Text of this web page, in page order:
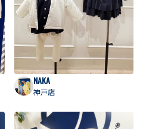
NAKA
神戸店